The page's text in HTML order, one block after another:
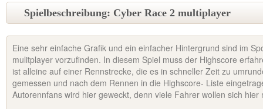
Spielbeschreibung: Cyber Race 2 multiplayer
Eine sehr einfache Grafik und ein einfacher Hintergrund sind im
mulitplayer vorzufinden. In diesem Spiel muss der Highscore
ist alleine auf einer Rennstrecke, die es in schneller Zeit zu
gemessen und nach dem Rennen in die Highscore- Liste
Autorennfans wird hier geweckt, denn viele Fahrer wollen sich hier